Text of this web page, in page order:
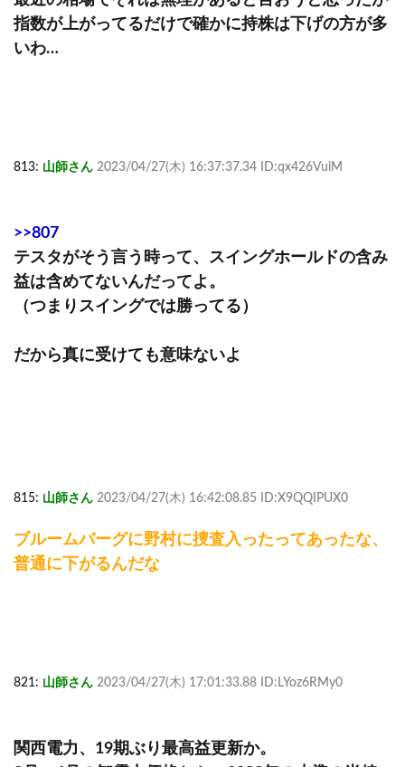
指数が上がってるだけで確かに持株は下げの方が多
いわ…
813: 山師さん 2023/04/27(木) 16:37:37.34 ID:qx426VuiM
>>807
テスタがそう言う時って、スイングホールドの含み
益は含めてないんだってよ。
（つまりスイングでは勝ってる）
だから真に受けても意味ないよ
815: 山師さん 2023/04/27(木) 16:42:08.85 ID:X9QQIPUX0
ブルームバーグに野村に捜査入ったってあったな、
普通に下がるんだな
821: 山師さん 2023/04/27(木) 17:01:33.88 ID:LYoz6RMy0
関西電力、19期ぶり最高益更新か。